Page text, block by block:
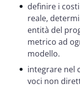
definire i
reale,
entità del
metrico ad
modello.
integrare nel
voci non